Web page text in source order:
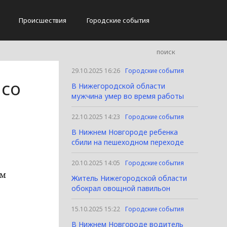
Происшествия Городские события
29.10.2025 16:26 Городские события
В Нижегородской области
мужчина умер во время работы
22.10.2025 14:23 Городские события
В Нижнем Новгороде ребенка
сбили на пешеходном переходе
20.10.2025 14:05 Городские события
Житель Нижегородской области
обокрал овощной павильон
15.10.2025 15:22 Городские события
В Нижнем Новгороде водитель